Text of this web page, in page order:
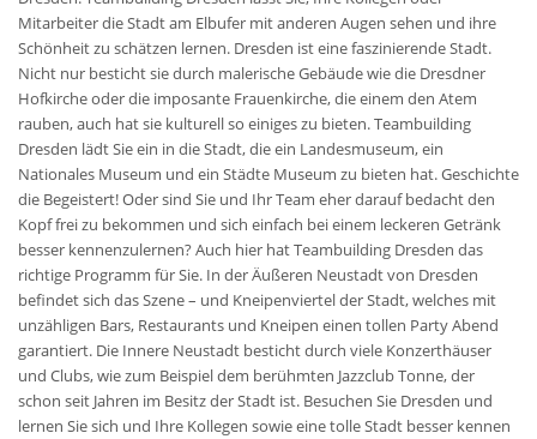
Mitarbeiter die Stadt am Elbufer mit anderen Augen sehen und ihre
Schönheit zu schätzen lernen. Dresden ist eine faszinierende Stadt.
Nicht nur besticht sie durch malerische Gebäude wie die Dresdner
Hofkirche oder die imposante Frauenkirche, die einem den Atem
rauben, auch hat sie kulturell so einiges zu bieten. Teambuilding
Dresden lädt Sie ein in die Stadt, die ein Landesmuseum, ein
Nationales Museum und ein Städte Museum zu bieten hat. Geschichte
die Begeistert! Oder sind Sie und Ihr Team eher darauf bedacht den
Kopf frei zu bekommen und sich einfach bei einem leckeren Getränk
besser kennenzulernen? Auch hier hat Teambuilding Dresden das
richtige Programm für Sie. In der Äußeren Neustadt von Dresden
befindet sich das Szene – und Kneipenviertel der Stadt, welches mit
unzähligen Bars, Restaurants und Kneipen einen tollen Party Abend
garantiert. Die Innere Neustadt besticht durch viele Konzerthäuser
und Clubs, wie zum Beispiel dem berühmten Jazzclub Tonne, der
schon seit Jahren im Besitz der Stadt ist. Besuchen Sie Dresden und
lernen Sie sich und Ihre Kollegen sowie eine tolle Stadt besser kennen